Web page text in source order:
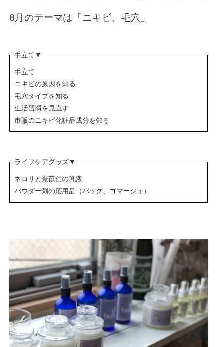
8月のテーマは「ニキビ、毛穴」
手立て▼
手立て
ニキビの原因を知る
毛穴タイプを知る
生活習慣を見直す
市販のニキビ化粧品成分を知る
ライフケアグッズ▼
ネロリと薏苡仁の乳液
パウダー剤の応用品（パック、ゴマージュ）